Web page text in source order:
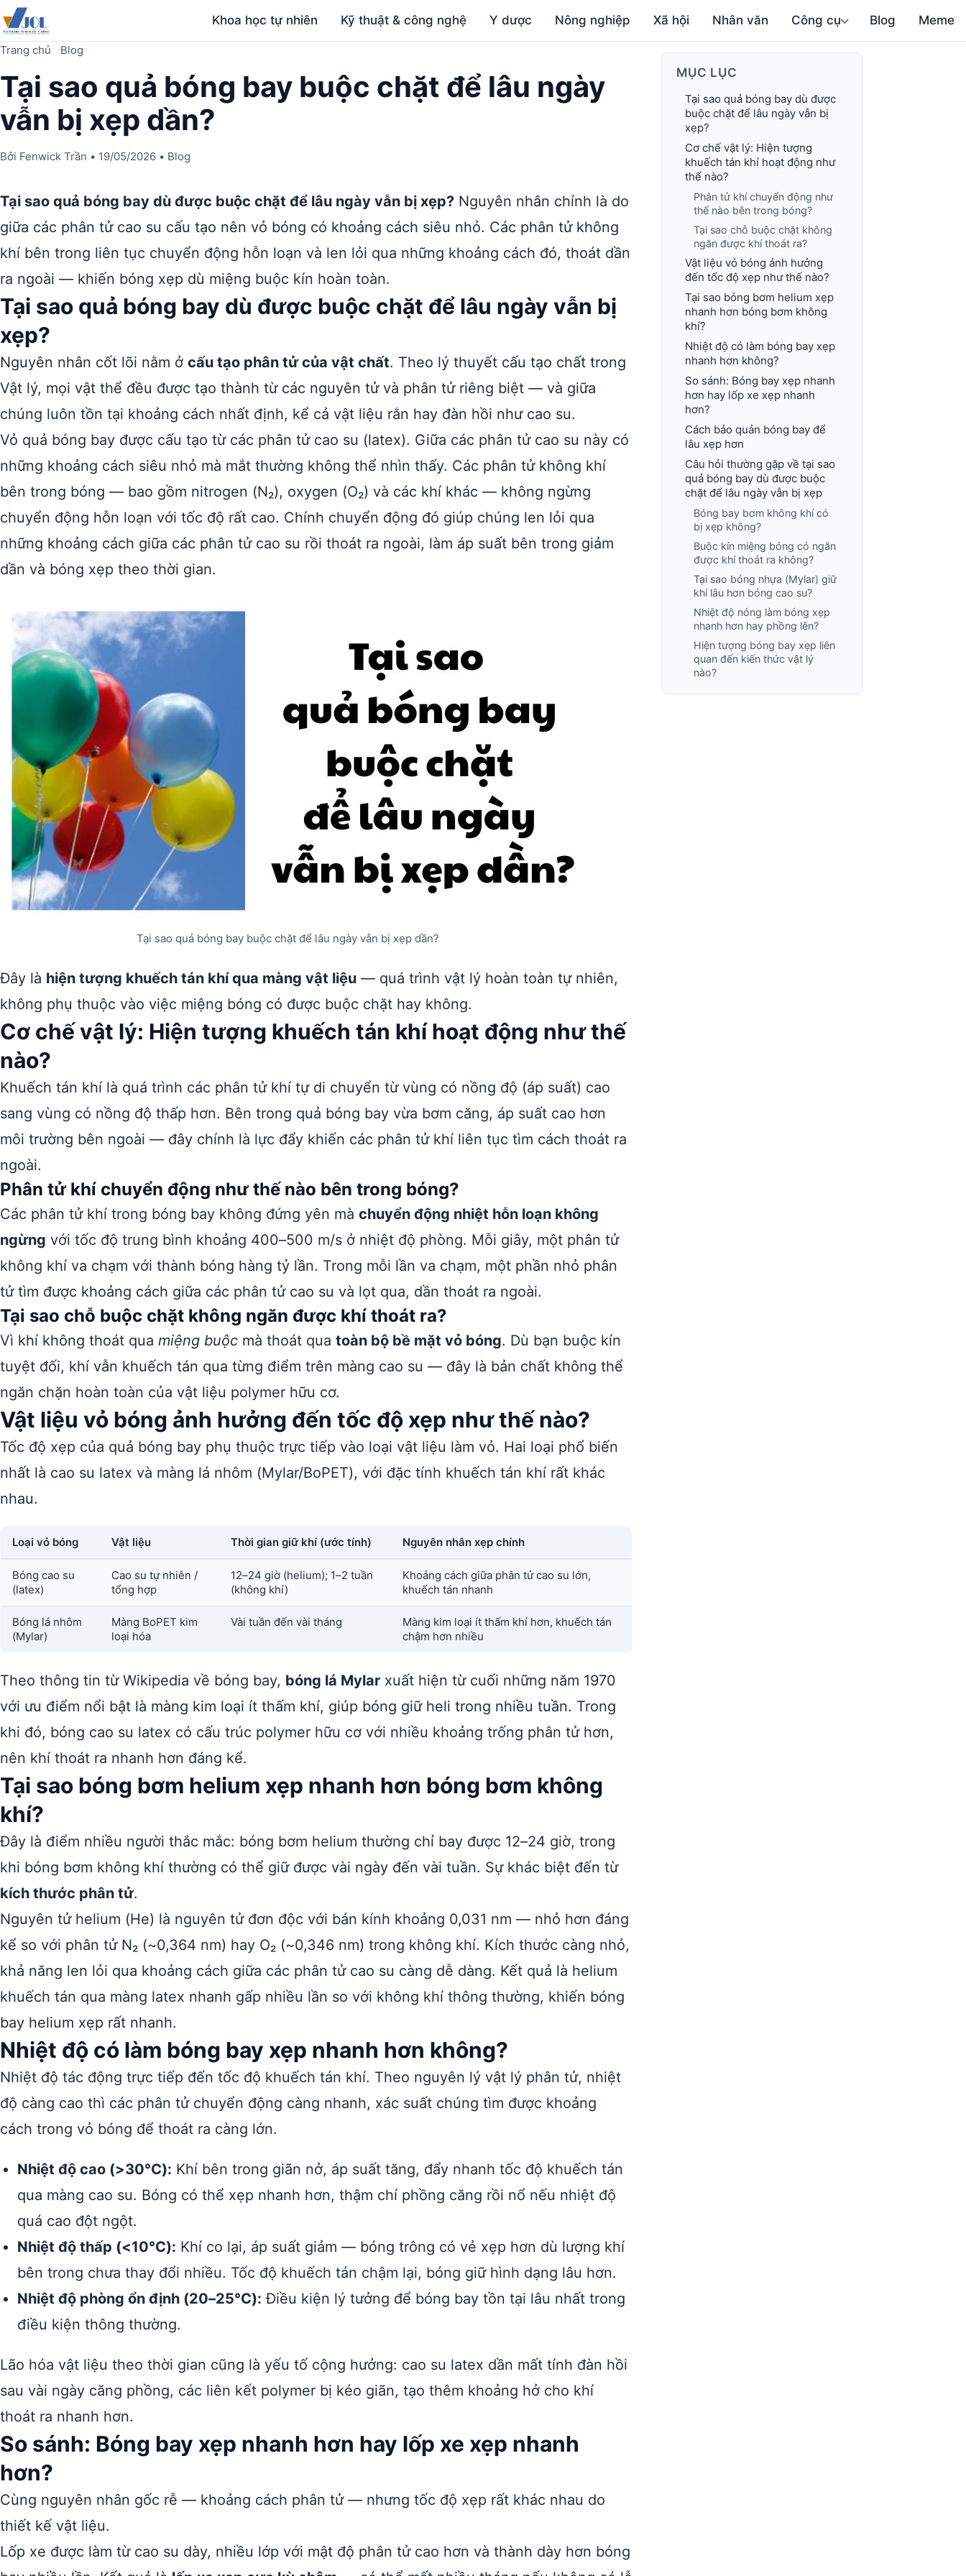
Khoa học tự nhiên Kỹ thuật & công nghệ Y dược Nông nghiệp Xã hội Nhân văn Công cụ Blog Meme
Trang chủ Blog
Tại sao quả bóng bay buộc chặt để lâu ngày
vẫn bị xẹp dần?
Bởi Fenwick Trần • 19/05/2026 • Blog
Tại sao quả bóng bay dù được buộc chặt để lâu ngày vẫn bị xẹp? Nguyên nhân chính là do
giữa các phân tử cao su cấu tạo nên vỏ bóng có khoảng cách siêu nhỏ. Các phân tử không
khí bên trong liên tục chuyển động hỗn loạn và len lỏi qua những khoảng cách đó, thoát dần
ra ngoài — khiến bóng xẹp dù miệng buộc kín hoàn toàn.
Tại sao quả bóng bay dù được buộc chặt để lâu ngày vẫn bị
xẹp?
Nguyên nhân cốt lõi nằm ở cấu tạo phân tử của vật chất. Theo lý thuyết cấu tạo chất trong
Vật lý, mọi vật thể đều được tạo thành từ các nguyên tử và phân tử riêng biệt — và giữa
chúng luôn tồn tại khoảng cách nhất định, kể cả vật liệu rắn hay đàn hồi như cao su.
Vỏ quả bóng bay được cấu tạo từ các phân tử cao su (latex). Giữa các phân tử cao su này có
những khoảng cách siêu nhỏ mà mắt thường không thể nhìn thấy. Các phân tử không khí
bên trong bóng — bao gồm nitrogen (N₂), oxygen (O₂) và các khí khác — không ngừng
chuyển động hỗn loạn với tốc độ rất cao. Chính chuyển động đó giúp chúng len lỏi qua
những khoảng cách giữa các phân tử cao su rồi thoát ra ngoài, làm áp suất bên trong giảm
dần và bóng xẹp theo thời gian.
Tại sao quả bóng bay buộc chặt để lâu ngày vẫn bị xẹp dần?
Đây là hiện tượng khuếch tán khí qua màng vật liệu — quá trình vật lý hoàn toàn tự nhiên,
không phụ thuộc vào việc miệng bóng có được buộc chặt hay không.
Cơ chế vật lý: Hiện tượng khuếch tán khí hoạt động như thế
nào?
Khuếch tán khí là quá trình các phân tử khí tự di chuyển từ vùng có nồng độ (áp suất) cao
sang vùng có nồng độ thấp hơn. Bên trong quả bóng bay vừa bơm căng, áp suất cao hơn
môi trường bên ngoài — đây chính là lực đẩy khiến các phân tử khí liên tục tìm cách thoát ra
ngoài.
Phân tử khí chuyển động như thế nào bên trong bóng?
Các phân tử khí trong bóng bay không đứng yên mà chuyển động nhiệt hỗn loạn không
ngừng với tốc độ trung bình khoảng 400–500 m/s ở nhiệt độ phòng. Mỗi giây, một phân tử
không khí va chạm với thành bóng hàng tỷ lần. Trong mỗi lần va chạm, một phần nhỏ phân
tử tìm được khoảng cách giữa các phân tử cao su và lọt qua, dần thoát ra ngoài.
Tại sao chỗ buộc chặt không ngăn được khí thoát ra?
Vì khí không thoát qua miệng buộc mà thoát qua toàn bộ bề mặt vỏ bóng. Dù bạn buộc kín
tuyệt đối, khí vẫn khuếch tán qua từng điểm trên màng cao su — đây là bản chất không thể
ngăn chặn hoàn toàn của vật liệu polymer hữu cơ.
Vật liệu vỏ bóng ảnh hưởng đến tốc độ xẹp như thế nào?
Tốc độ xẹp của quả bóng bay phụ thuộc trực tiếp vào loại vật liệu làm vỏ. Hai loại phổ biến
nhất là cao su latex và màng lá nhôm (Mylar/BoPET), với đặc tính khuếch tán khí rất khác
nhau.
Loại vỏ bóng Vật liệu Thời gian giữ khí (ước tính) Nguyên nhân xẹp chính
Bóng cao su
(latex)
Cao su tự nhiên /
tổng hợp
12–24 giờ (helium); 1–2 tuần
(không khí)
Khoảng cách giữa phân tử cao su lớn,
khuếch tán nhanh
Bóng lá nhôm
(Mylar)
Màng BoPET kim
loại hóa
Vài tuần đến vài tháng
Màng kim loại ít thấm khí hơn, khuếch tán
chậm hơn nhiều
Theo thông tin từ Wikipedia về bóng bay, bóng lá Mylar xuất hiện từ cuối những năm 1970
với ưu điểm nổi bật là màng kim loại ít thấm khí, giúp bóng giữ heli trong nhiều tuần. Trong
khi đó, bóng cao su latex có cấu trúc polymer hữu cơ với nhiều khoảng trống phân tử hơn,
nên khí thoát ra nhanh hơn đáng kể.
Tại sao bóng bơm helium xẹp nhanh hơn bóng bơm không
khí?
Đây là điểm nhiều người thắc mắc: bóng bơm helium thường chỉ bay được 12–24 giờ, trong
khi bóng bơm không khí thường có thể giữ được vài ngày đến vài tuần. Sự khác biệt đến từ
kích thước phân tử.
Nguyên tử helium (He) là nguyên tử đơn độc với bán kính khoảng 0,031 nm — nhỏ hơn đáng
kể so với phân tử N₂ (~0,364 nm) hay O₂ (~0,346 nm) trong không khí. Kích thước càng nhỏ,
khả năng len lỏi qua khoảng cách giữa các phân tử cao su càng dễ dàng. Kết quả là helium
khuếch tán qua màng latex nhanh gấp nhiều lần so với không khí thông thường, khiến bóng
bay helium xẹp rất nhanh.
Nhiệt độ có làm bóng bay xẹp nhanh hơn không?
Nhiệt độ tác động trực tiếp đến tốc độ khuếch tán khí. Theo nguyên lý vật lý phân tử, nhiệt
độ càng cao thì các phân tử chuyển động càng nhanh, xác suất chúng tìm được khoảng
cách trong vỏ bóng để thoát ra càng lớn.
Nhiệt độ cao (>30°C): Khí bên trong giãn nở, áp suất tăng, đẩy nhanh tốc độ khuếch tán
qua màng cao su. Bóng có thể xẹp nhanh hơn, thậm chí phồng căng rồi nổ nếu nhiệt độ
quá cao đột ngột.
Nhiệt độ thấp (<10°C): Khí co lại, áp suất giảm — bóng trông có vẻ xẹp hơn dù lượng khí
bên trong chưa thay đổi nhiều. Tốc độ khuếch tán chậm lại, bóng giữ hình dạng lâu hơn.
Nhiệt độ phòng ổn định (20–25°C): Điều kiện lý tưởng để bóng bay tồn tại lâu nhất trong
điều kiện thông thường.
Lão hóa vật liệu theo thời gian cũng là yếu tố cộng hưởng: cao su latex dần mất tính đàn hồi
sau vài ngày căng phồng, các liên kết polymer bị kéo giãn, tạo thêm khoảng hở cho khí
thoát ra nhanh hơn.
So sánh: Bóng bay xẹp nhanh hơn hay lốp xe xẹp nhanh
hơn?
Cùng nguyên nhân gốc rễ — khoảng cách phân tử — nhưng tốc độ xẹp rất khác nhau do
thiết kế vật liệu.
Lốp xe được làm từ cao su dày, nhiều lớp với mật độ phân tử cao hơn và thành dày hơn bóng
MỤC LỤC
Tại sao quả bóng bay dù được
buộc chặt để lâu ngày vẫn bị
xẹp?
Cơ chế vật lý: Hiện tượng
khuếch tán khí hoạt động như
thế nào?
Phân tử khí chuyển động như
thế nào bên trong bóng?
Tại sao chỗ buộc chặt không
ngăn được khí thoát ra?
Vật liệu vỏ bóng ảnh hưởng
đến tốc độ xẹp như thế nào?
Tại sao bóng bơm helium xẹp
nhanh hơn bóng bơm không
khí?
Nhiệt độ có làm bóng bay xẹp
nhanh hơn không?
So sánh: Bóng bay xẹp nhanh
hơn hay lốp xe xẹp nhanh
hơn?
Cách bảo quản bóng bay để
lâu xẹp hơn
Câu hỏi thường gặp về tại sao
quả bóng bay dù được buộc
chặt để lâu ngày vẫn bị xẹp
Bóng bay bơm không khí có
bị xẹp không?
Buộc kín miệng bóng có ngăn
được khí thoát ra không?
Tại sao bóng nhựa (Mylar) giữ
khí lâu hơn bóng cao su?
Nhiệt độ nóng làm bóng xẹp
nhanh hơn hay phồng lên?
Hiện tượng bóng bay xẹp liên
quan đến kiến thức vật lý
nào?